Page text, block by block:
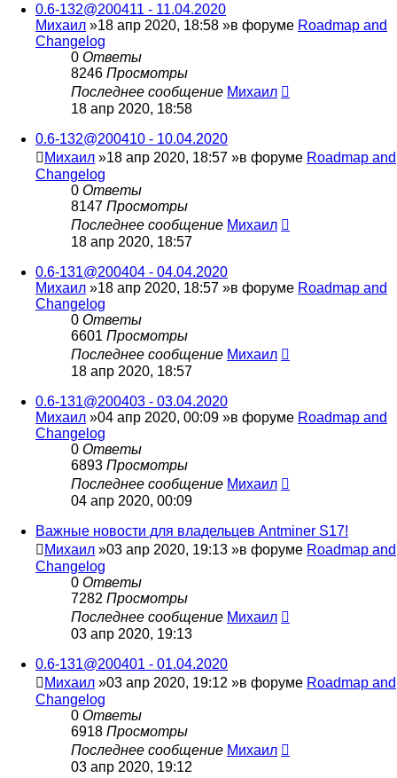
0.6-132@200411 - 11.04.2020
Михаил »18 апр 2020, 18:58 »в форуме Roadmap and
Changelog
0 Ответы
8246 Просмотры
Последнее сообщение Михаил
18 апр 2020, 18:58
0.6-132@200410 - 10.04.2020
Михаил »18 апр 2020, 18:57 »в форуме Roadmap and
Changelog
0 Ответы
8147 Просмотры
Последнее сообщение Михаил
18 апр 2020, 18:57
0.6-131@200404 - 04.04.2020
Михаил »18 апр 2020, 18:57 »в форуме Roadmap and
Changelog
0 Ответы
6601 Просмотры
Последнее сообщение Михаил
18 апр 2020, 18:57
0.6-131@200403 - 03.04.2020
Михаил »04 апр 2020, 00:09 »в форуме Roadmap and
Changelog
0 Ответы
6893 Просмотры
Последнее сообщение Михаил
04 апр 2020, 00:09
Важные новости для владельцев Antminer S17!
Михаил »03 апр 2020, 19:13 »в форуме Roadmap and
Changelog
0 Ответы
7282 Просмотры
Последнее сообщение Михаил
03 апр 2020, 19:13
0.6-131@200401 - 01.04.2020
Михаил »03 апр 2020, 19:12 »в форуме Roadmap and
Changelog
0 Ответы
6918 Просмотры
Последнее сообщение Михаил
03 апр 2020, 19:12